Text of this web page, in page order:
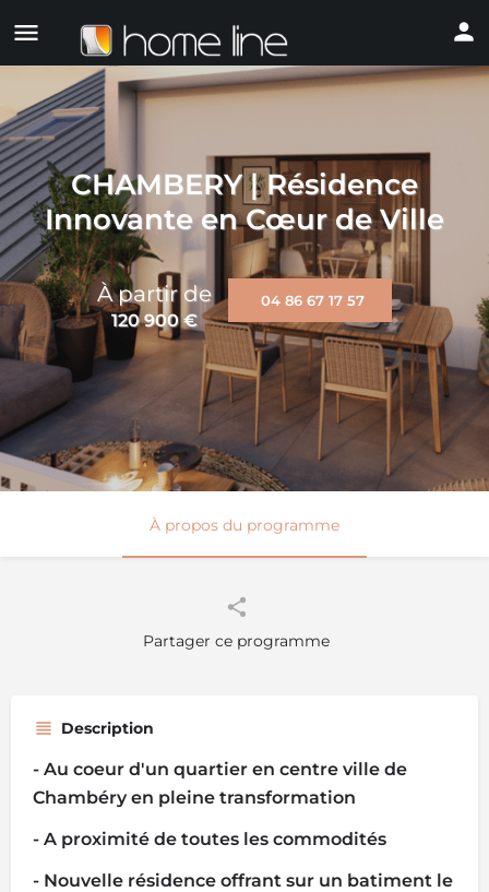
CHAMBERY | Résidence
Innovante en Cœur de Ville
À partir de
120 900€
04 86 67 17 57
À propos du programme
Partager ce programme
Description
- Au coeur d'un quartier en centre ville de
Chambéry en pleine transformation
- A proximité de toutes les commodités
- Nouvelle résidence offrant sur un batiment le